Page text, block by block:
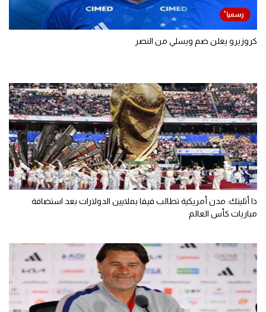
كروزيرو يعلن ضم ويسلي من النصر
ذا أثليتك: مدن أمريكية تطالب فيفا بملايين الدولارات بعد استضافة
مباريات كأس العالم